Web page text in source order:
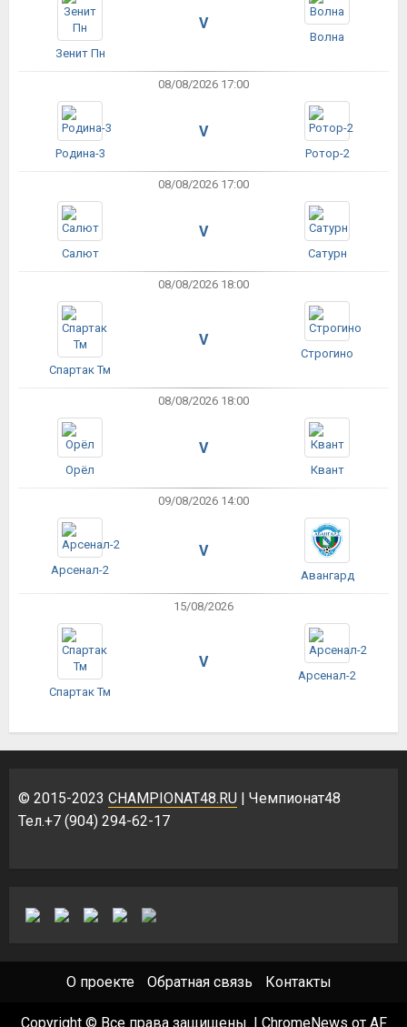
Зенит Пн
V
Волна
08/08/2026 17:00
Родина-3
V
Ротор-2
08/08/2026 17:00
Салют
V
Сатурн
08/08/2026 18:00
Спартак Тм
V
Строгино
08/08/2026 18:00
Орёл
V
Квант
09/08/2026 14:00
Арсенал-2
V
Авангард
15/08/2026
Спартак Тм
V
Арсенал-2
© 2015-2023 CHAMPIONAT48.RU | Чемпионат48
Тел.+7 (904) 294-62-17
О проекте Обратная связь Контакты
Copyright © Все права защищены. ChromeNews от AF